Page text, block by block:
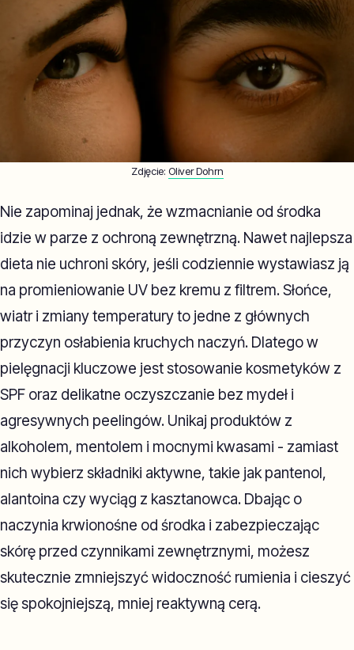
Zdjęcie: Oliver Dohrn
Nie zapominaj jednak, że wzmacnianie od środka
idzie w parze z ochroną zewnętrzną. Nawet najlepsza
dieta nie uchroni skóry, jeśli codziennie wystawiasz ją
na promieniowanie UV bez kremu z filtrem. Słońce,
wiatr i zmiany temperatury to jedne z głównych
przyczyn osłabienia kruchych naczyń. Dlatego w
pielęgnacji kluczowe jest stosowanie kosmetyków z
SPF oraz delikatne oczyszczanie bez mydeł i
agresywnych peelingów. Unikaj produktów z
alkoholem, mentolem i mocnymi kwasami - zamiast
nich wybierz składniki aktywne, takie jak pantenol,
alantoina czy wyciąg z kasztanowca. Dbając o
naczynia krwionośne od środka i zabezpieczając
skórę przed czynnikami zewnętrznymi, możesz
skutecznie zmniejszyć widoczność rumienia i cieszyć
się spokojniejszą, mniej reaktywną cerą.